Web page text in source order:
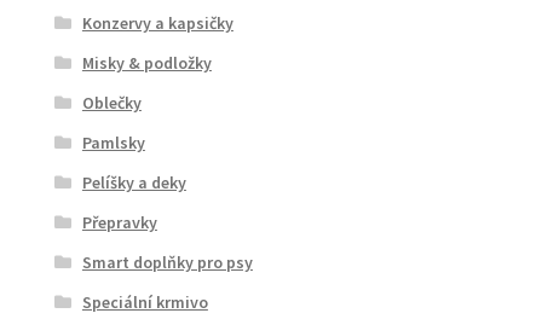
Konzervy a kapsičky
Misky & podložky
Oblečky
Pamlsky
Pelíšky a deky
Přepravky
Smart doplňky pro psy
Speciální krmivo